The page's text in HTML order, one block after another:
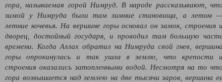
гора, называемая горой Нимруд. В народе рассказывают,
зимой у Нимруда были там зимние становища, а летом
летние кочевья. На вершине горы основал он замок, строения
дворец, достойный государя, и проводил там большую
времени. Когда Аллах обратил на Нимруда свой гнев,
горы опрокинулась и так ушла в землю, что крепости
строения оказались затопленными водой. Несмотря на то
гора возвышается над землею на две тысячи заров , вершина